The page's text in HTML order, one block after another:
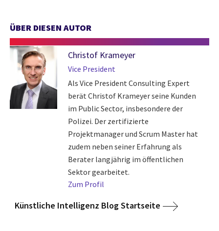
ÜBER DIESEN AUTOR
Christof Krameyer
Vice President
Als Vice President Consulting Expert
berät Christof Krameyer seine Kunden
im Public Sector, insbesondere der
Polizei. Der zertifizierte
Projektmanager und Scrum Master hat
zudem neben seiner Erfahrung als
Berater langjährig im öffentlichen
Sektor gearbeitet.
Zum Profil
Künstliche Intelligenz Blog Startseite